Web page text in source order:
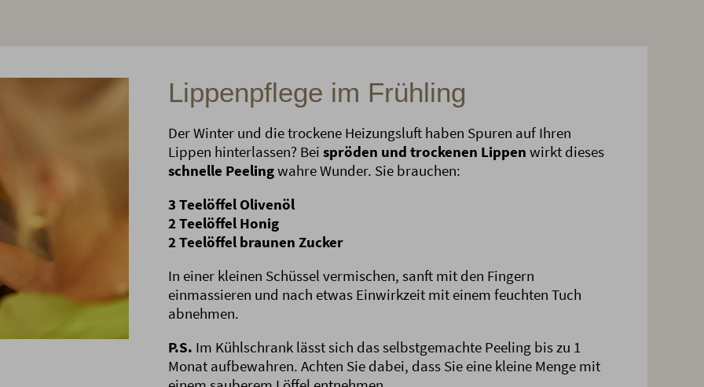
Lippenpflege im Frühling
Der Winter und die trockene Heizungsluft haben Spuren auf Ihren
Lippen hinterlassen? Bei spröden und trockenen Lippen wirkt dieses
schnelle Peelingwahre Wunder. Sie brauchen:
3 Teelöffel Olivenöl
2 Teelöffel Honig
2 Teelöffel braunen Zucker
In einer kleinen Schüssel vermischen, sanft mit den Fingern
einmassieren und nach etwas Einwirkzeit mit einem feuchten Tuch
abnehmen.
P.S. Im Kühlschrank lässt sich das selbstgemachte Peeling bis zu 1
Monat aufbewahren. Achten Sie dabei, dass Sie eine kleine Menge mit